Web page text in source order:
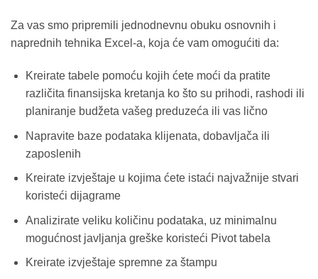
Za vas smo pripremili jednodnevnu obuku osnovnih i
naprednih tehnika Excel-a, koja će vam omogućiti da:
Kreirate tabele pomoću kojih ćete moći da pratite
različita finansijska kretanja ko što su prihodi, rashodi ili
planiranje budžeta vašeg preduzeća ili vas lično
Napravite baze podataka klijenata, dobavljača ili
zaposlenih
Kreirate izvještaje u kojima ćete istaći najvažnije stvari
koristeći dijagrame
Analizirate veliku količinu podataka, uz minimalnu
mogućnost javljanja greške koristeći Pivot tabela
Kreirate izvještaje spremne za štampu